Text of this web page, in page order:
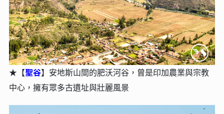
★【聖谷】安地斯山間的肥沃河谷，曾是印加農業與宗教
中心，擁有眾多古遺址與壯麗風景